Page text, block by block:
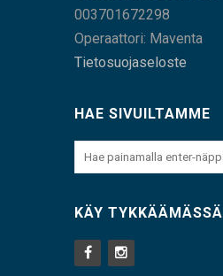
003701672298
Operaattori: Maventa
Tietosuojaseloste
HAE SIVUILTAMME
KÄY TYKKÄÄMÄSSÄ